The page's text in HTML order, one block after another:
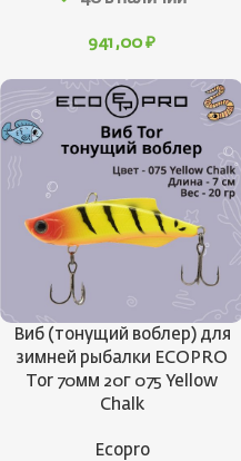
941,00 ₽
Виб (тонущий воблер) для
зимней рыбалки ECOPRO
Tor 70мм 20г 075 Yellow
Chalk
Ecopro